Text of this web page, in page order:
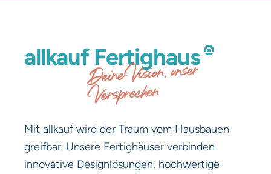
per E-Mail
Ja, ich willige ein, dass meine
personenbezogenen Daten von der allkauf haus
Information bzgl. Hauskauf erhoben und
verarbeitet werden (hierzu zählt insbesondere
die Zusendung von Werbe- und
allkauf Fertighaus
Deine Vision, unser
Versprechen
Mit allkauf wird der Traum vom Hausbauen
greifbar. Unsere Fertighäuser verbinden
innovative Designlösungen, hochwertige